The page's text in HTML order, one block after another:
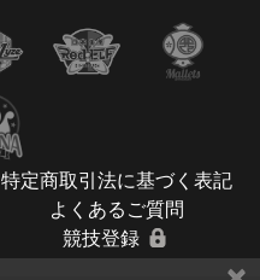
特定商取引法に基づく表記
よくあるご質問
競技登録